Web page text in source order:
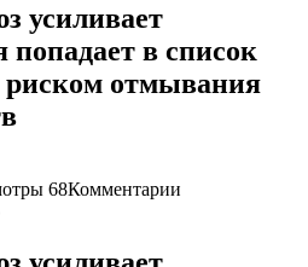
усиливает
попадает в список
отмывания
68Комментарии